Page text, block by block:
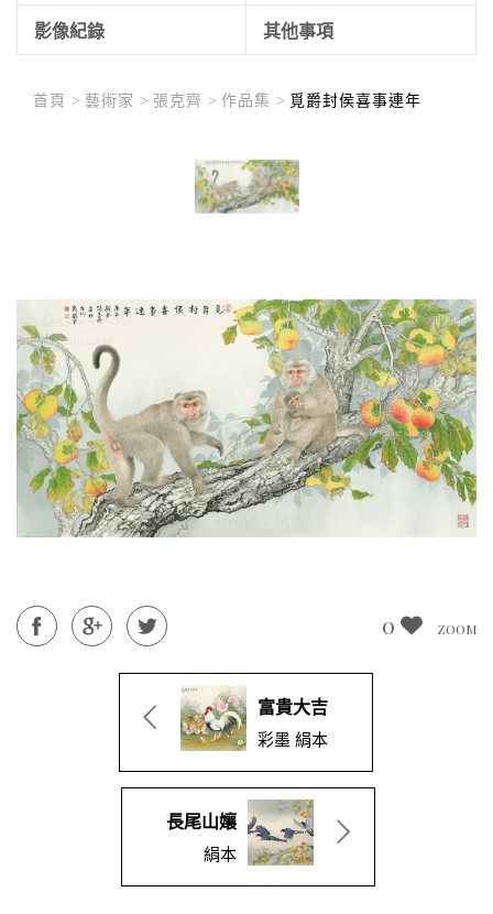
影像紀錄 其他事項
首頁 > 藝術家 > 張克齊 > 作品集 > 覓爵封侯喜事連年
0 ZOOM
富貴大吉
彩墨 絹本
長尾山孃
絹本